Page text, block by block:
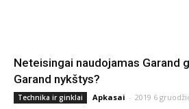
Neteisingai naudojamas Garand
Garand nykštys?
Technika ir ginklai Apkasai - 2019 6